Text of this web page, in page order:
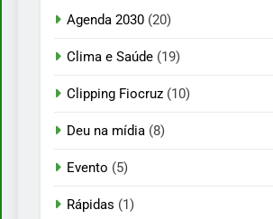
Agenda 2030 (20)
Clima e Saúde (19)
Clipping Fiocruz (10)
Deu na mídia (8)
Evento (5)
Rápidas (1)